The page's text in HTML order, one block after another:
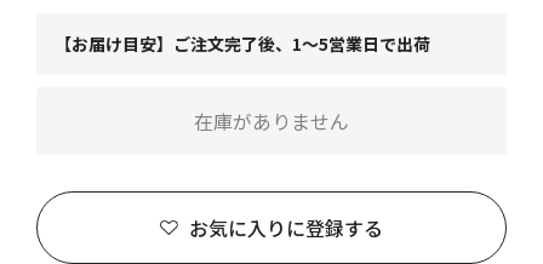
【お届け目安】ご注文完了後、1～5営業日で出荷
お気に入りに登録する
在庫がありません